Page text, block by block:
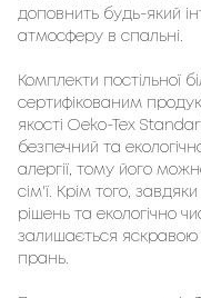
доповнить будь-який
атмосферу в спальні.
Комплекти постільної
сертифікованим
якості Oeko-Tex
безпечний та
алергії, тому його
сім'ї. Крім того,
рішень та екологічно
залишається яскравою
прань.